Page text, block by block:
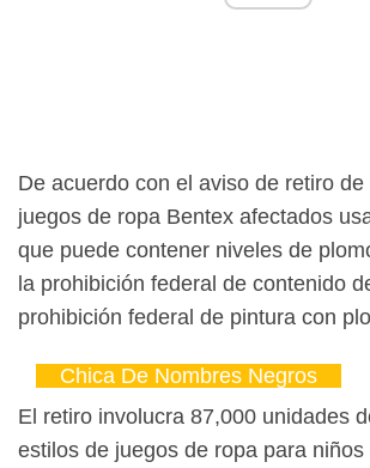
De acuerdo con el aviso de retiro
juegos de ropa Bentex afectados
que puede contener niveles de
la prohibición federal de contenido
prohibición federal de pintura con
Chica De Nombres Negros
El retiro involucra 87,000 unidades
estilos de juegos de ropa para